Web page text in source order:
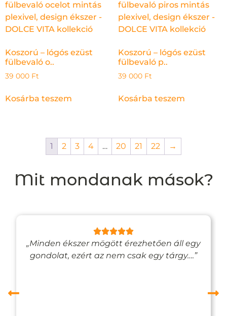
Koszorú – lógós ezüst
fülbevaló o..
39 000 Ft
Kosárba teszem
Koszorú – lógós ezüst
fülbevaló p..
39 000 Ft
Kosárba teszem
1 2 3 4 … 20 21 22 →
Mit mondanak mások?
„Minden ékszer mögött érezhetően áll egy
gondolat, ezért az nem csak egy tárgy….”